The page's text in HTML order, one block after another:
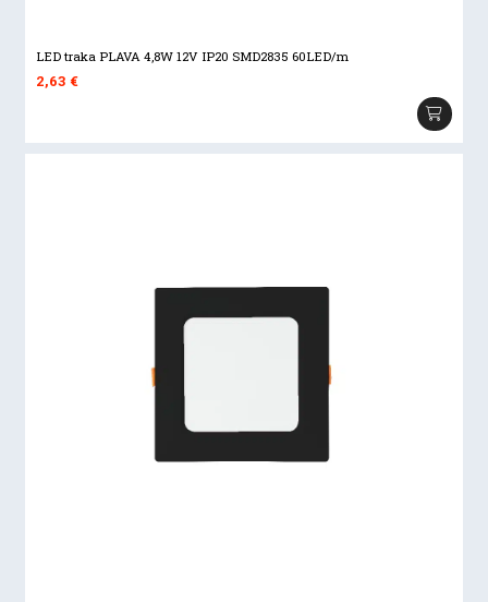
LED traka PLAVA 4,8W 12V IP20 SMD2835 60LED/m
2,63€